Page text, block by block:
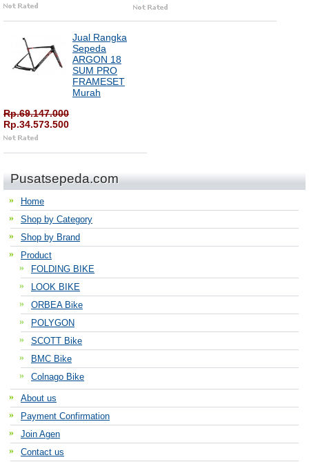
Jual Rangka
Sepeda
ARGON 18
SUM PRO
FRAMESET
Murah
Rp.69.147.000
Rp.34.573.500
Pusatsepeda.com
Home
Shop by Category
Shop by Brand
Product
FOLDING BIKE
LOOK BIKE
ORBEA Bike
POLYGON
SCOTT Bike
BMC Bike
Colnago Bike
About us
Payment Confirmation
Join Agen
Contact us